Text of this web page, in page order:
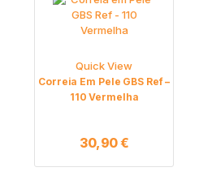
Quick View
Correia Em Pele GBS Ref –
110 Vermelha
30,90€